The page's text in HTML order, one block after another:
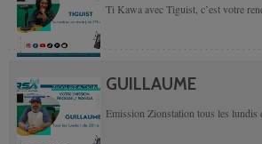
Ti Kawa avec Tiguist, c’est votre
GUILLAUME
Emission Zionstation tous les lundis